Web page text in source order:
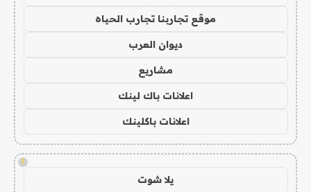
موقع تجاربنا تجارب الحياه
ديوان العرب
مشاريع
اعلانات باك لينك
اعلانات باكلينك
!
يلا شوت